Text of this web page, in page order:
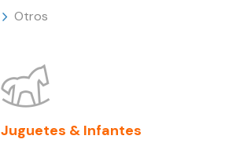
Otros
Juguetes & Infantes